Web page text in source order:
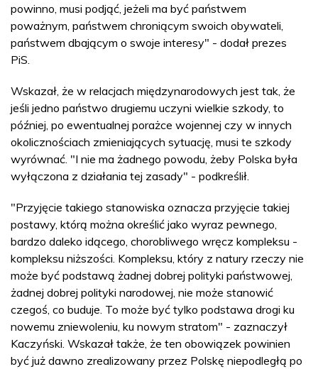
powinno, musi podjąć, jeżeli ma być państwem
poważnym, państwem chroniącym swoich obywateli,
państwem dbającym o swoje interesy" - dodał prezes
PiS.
Wskazał, że w relacjach międzynarodowych jest tak, że
jeśli jedno państwo drugiemu uczyni wielkie szkody, to
później, po ewentualnej porażce wojennej czy w innych
okolicznościach zmieniających sytuację, musi te szkody
wyrównać. "I nie ma żadnego powodu, żeby Polska była
wyłączona z działania tej zasady" - podkreślił.
"Przyjęcie takiego stanowiska oznacza przyjęcie takiej
postawy, którą można określić jako wyraz pewnego,
bardzo daleko idącego, chorobliwego wręcz kompleksu -
kompleksu niższości. Kompleksu, który z natury rzeczy nie
może być podstawą żadnej dobrej polityki państwowej,
żadnej dobrej polityki narodowej, nie może stanowić
czegoś, co buduje. To może być tylko podstawa drogi ku
nowemu zniewoleniu, ku nowym stratom" - zaznaczył
Kaczyński. Wskazał także, że ten obowiązek powinien
być już dawno zrealizowany przez Polskę niepodległą po